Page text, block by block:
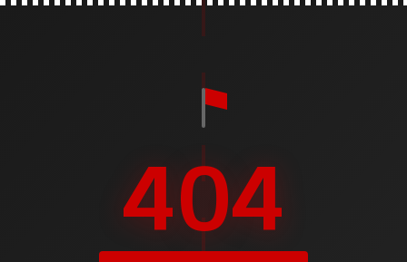
404